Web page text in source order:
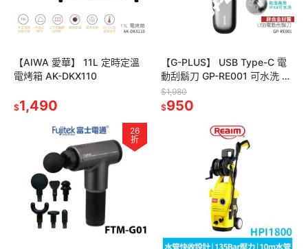
【AIWA 愛華】 11L 定時定溫
電烤箱 AK-DKX110
$1,490
【G-PLUS】 USB Type-C 電
動刮鬍刀 GP-RE001 可水洗 磁
吸式刀頭 父親節禮物
$1,980
$950
26
折